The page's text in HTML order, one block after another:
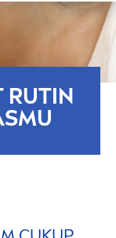
RUTIN